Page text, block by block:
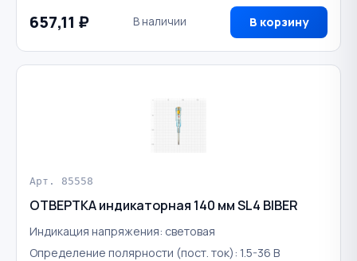
657,11 ₽ В наличии В корзину
Арт. 85558
ОТВЕРТКА индикаторная 140 мм SL4 BIBER
Индикация напряжения: световая
Определение полярности (пост. ток): 1.5-36 В